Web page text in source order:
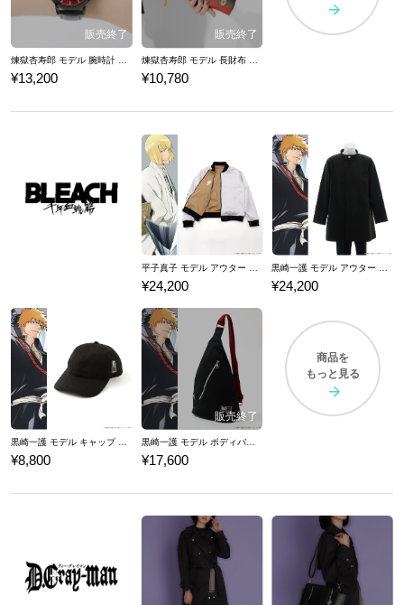
煉獄杏寿郎 モデル 腕時計 鬼滅の刃
¥13,200
煉獄杏寿郎 モデル 長財布 鬼滅の刃
¥10,780
¥24,200 ¥24,200
¥8,800
黒崎一護 モデル ボディバッグ BLEACH 千年血戦篇
¥17,600
商品を
もっと見る